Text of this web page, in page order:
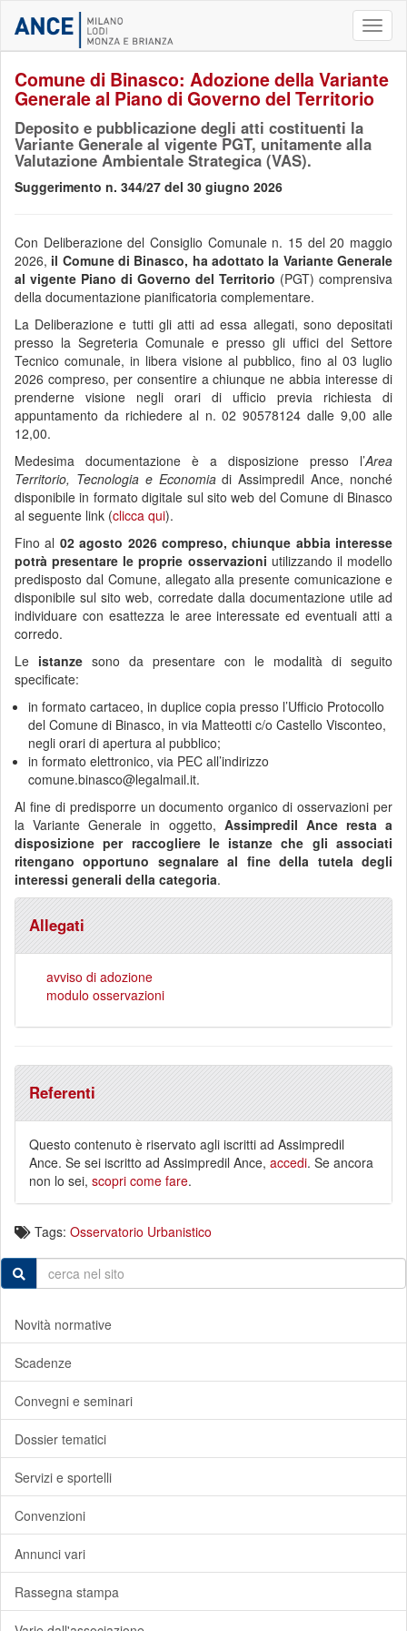
Comune di Binasco: Adozione della Variante
Generale al Piano di Governo del Territorio
Deposito e pubblicazione degli atti costituenti la
Variante Generale al vigente PGT, unitamente alla
Valutazione Ambientale Strategica (VAS).
Suggerimento n. 344/27 del 30 giugno 2026
Con Deliberazione del Consiglio Comunale n. 15 del 20 maggio
2026, il Comune di Binasco, ha adottato la Variante Generale
al vigente Piano di Governo del Territorio (PGT) comprensiva
della documentazione pianificatoria complementare.
La Deliberazione e tutti gli atti ad essa allegati, sono depositati
presso la Segreteria Comunale e presso gli uffici del Settore
Tecnico comunale, in libera visione al pubblico, fino al 03 luglio
2026 compreso, per consentire a chiunque ne abbia interesse di
prenderne visione negli orari di ufficio previa richiesta di
appuntamento da richiedere al n. 02 90578124 dalle 9,00 alle
12,00.
Medesima documentazione è a disposizione presso l’Area
Territorio, Tecnologia e Economiadi Assimpredil Ance, nonché
disponibile in formato digitale sul sito web del Comune di Binasco
al seguente link (clicca qui).
Fino al 02 agosto 2026 compreso, chiunque abbia interesse
potrà presentare le proprie osservazioni utilizzando il modello
predisposto dal Comune, allegato alla presente comunicazione e
disponibile sul sito web, corredate dalla documentazione utile ad
individuare con esattezza le aree interessate ed eventuali atti a
corredo.
Le istanze sono da presentare con le modalità di seguito
specificate:
in formato cartaceo, in duplice copia presso l’Ufficio Protocollo
del Comune di Binasco, in via Matteotti c/o Castello Visconteo,
negli orari di apertura al pubblico;
in formato elettronico, via PEC all’indirizzo
comune.binasco@legalmail.it.
Al fine di predisporre un documento organico di osservazioni per
la Variante Generale in oggetto, Assimpredil Ance resta a
disposizione per raccogliere le istanze che gli associati
ritengano opportuno segnalare al fine della tutela degli
interessi generali della categoria.
Allegati
avviso di adozione
modulo osservazioni
Referenti
Questo contenuto è riservato agli iscritti ad Assimpredil
Ance. Se sei iscritto ad Assimpredil Ance, accedi. Se ancora
non lo sei, scopri come fare.
Tags: Osservatorio Urbanistico
Novità normative
Scadenze
Convegni e seminari
Dossier tematici
Servizi e sportelli
Convenzioni
Annunci vari
Rassegna stampa